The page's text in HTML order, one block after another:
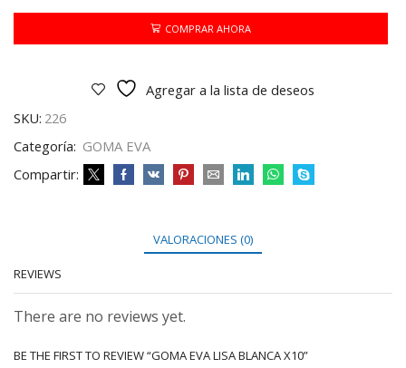
BLANCA
cantidad
COMPRAR AHORA
Agregar a la lista de deseos
SKU: 226
Categoría: GOMA EVA
Compartir:
VALORACIONES (0)
REVIEWS
There are no reviews yet.
BE THE FIRST TO REVIEW “GOMA EVA LISA BLANCA X10”